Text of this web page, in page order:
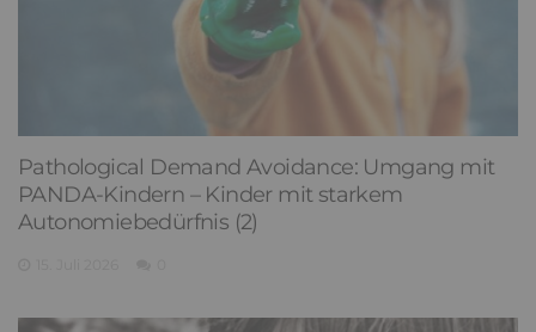
Pathological Demand Avoidance: Umgang mit
PANDA-Kindern – Kinder mit starkem
Autonomiebedürfnis (2)